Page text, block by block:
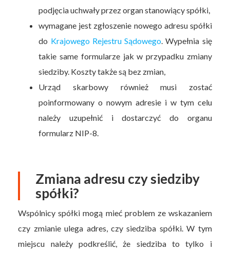
podjęcia uchwały przez organ stanowiący spółki,
wymagane jest zgłoszenie nowego adresu spółki
do Krajowego Rejestru Sądowego . Wypełnia się
takie same formularze jak w przypadku zmiany
siedziby. Koszty także są bez zmian,
Urząd skarbowy również musi zostać
poinformowany o nowym adresie i w tym celu
należy uzupełnić i dostarczyć do organu
formularz NIP-8.
Zmiana adresu czy siedziby
spółki?
Wspólnicy spółki mogą mieć problem ze wskazaniem
czy zmianie ulega adres, czy siedziba spółki. W tym
miejscu należy podkreślić, że siedziba to tylko i